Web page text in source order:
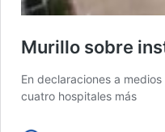
Murillo sobre
En declaraciones a
cuatro hospitales más